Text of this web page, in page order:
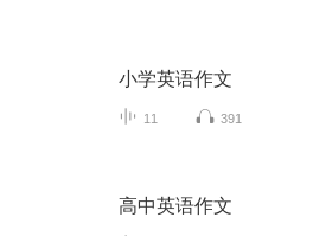
小学英语作文
11 391
高中英语作文